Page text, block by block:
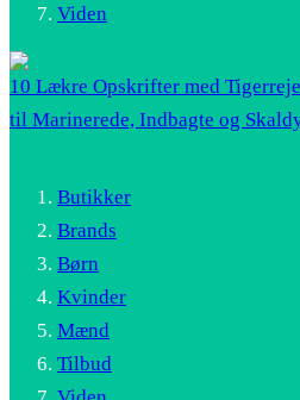
Viden
10 Lækre Opskrifter med
til Marinerede, Indbagte og
Butikker
Brands
Børn
Kvinder
Mænd
Tilbud